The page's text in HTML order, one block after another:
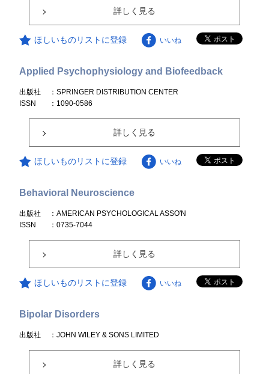
詳しく見る
ほしいものリストに登録 いいね
Applied Psychophysiology and Biofeedback
出版社
：SPRINGER DISTRIBUTION CENTER
ISSN
：1090-0586
詳しく見る
ほしいものリストに登録 いいね
Behavioral Neuroscience
出版社
：AMERICAN PSYCHOLOGICAL ASSO'N
ISSN
：0735-7044
詳しく見る
ほしいものリストに登録 いいね
Bipolar Disorders
出版社 ：JOHN WILEY & SONS LIMITED
詳しく見る